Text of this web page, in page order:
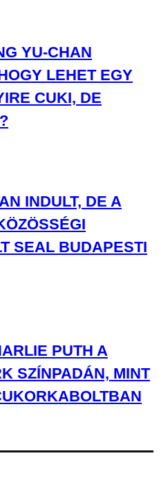
YU-CHAN
LEHET EGY
CUKI, DE
INDULT, DE A
SEAL BUDAPESTI
PUTH A
SZÍNPADÁN, MINT